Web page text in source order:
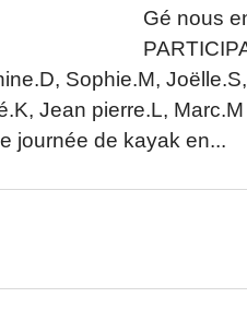
Gé nous
Sophie.M,
Jean pierre.L,
journée de kayak en...